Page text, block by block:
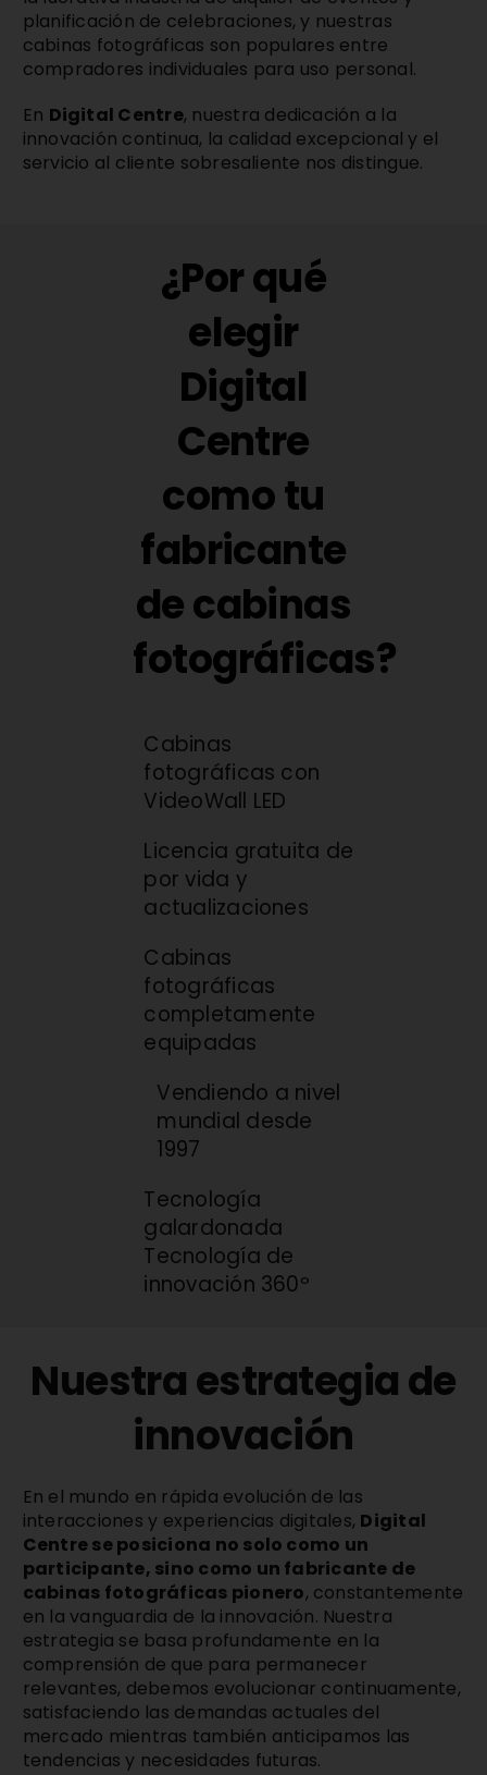
planificación de celebraciones, y nuestras
cabinas fotográficas son populares entre
compradores individuales para uso personal.
En Digital Centre, nuestra dedicación a la
innovación continua, la calidad excepcional y el
servicio al cliente sobresaliente nos distingue.
¿Por qué
elegir
Digital
Centre
como tu
fabricante
de cabinas
fotográficas?
Cabinas
fotográficas con
VideoWall LED
Licencia gratuita de
por vida y
actualizaciones
Cabinas
fotográficas
completamente
equipadas
Vendiendo a nivel
mundial desde
1997
Tecnología
galardonada
Tecnología de
innovación 360º
Nuestra estrategia de
innovación
En el mundo en rápida evolución de las
interacciones y experiencias digitales, Digital
Centre se posiciona no solo como un
participante, sino como un fabricante de
cabinas fotográficas pionero, constantemente
en la vanguardia de la innovación. Nuestra
estrategia se basa profundamente en la
comprensión de que para permanecer
relevantes, debemos evolucionar continuamente,
satisfaciendo las demandas actuales del
mercado mientras también anticipamos las
tendencias y necesidades futuras.